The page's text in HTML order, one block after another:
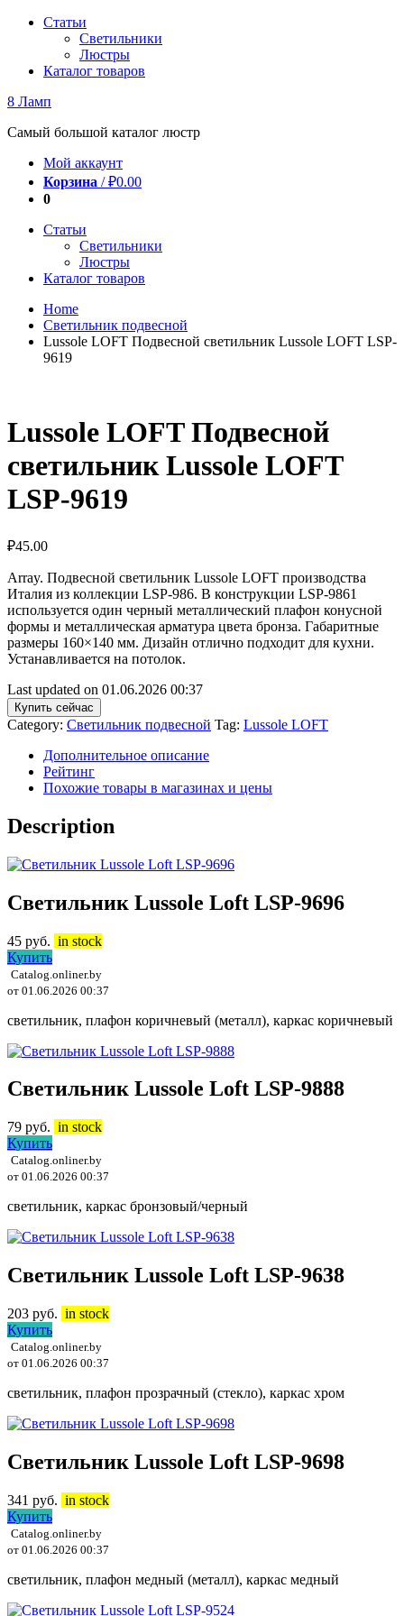
Перейти
содержимому
Статьи
Светильники
Люстры
Каталог товаров
8 Ламп
Самый большой каталог люстр
Мой аккаунт
Корзина /₽0.00
0
Статьи
Светильники
Люстры
Каталог товаров
Home
Светильник подвесной
Lussole LOFT Подвесной светильник Lussole LOFT LSP-
9619
Lussole LOFT Подвесной
светильник Lussole LOFT
LSP-9619
₽45.00
Array. Подвесной светильник Lussole LOFT производства
Италия из коллекции LSP-986. В конструкции LSP-9861
используется один черный металлический плафон конусной
формы и металлическая арматура цвета бронза. Габаритные
размеры 160×140 мм. Дизайн отлично подходит для кухни.
Устанавливается на потолок.
Last updated on 01.06.2026 00:37
Купить сейчас
Category: Светильник подвесной Tag: Lussole LOFT
Дополнительное описание
Рейтинг
Похожие товары в магазинах и цены
Description
Светильник Lussole Loft LSP-9696
45 руб. in stock
Купить
Catalog.onliner.by
от 01.06.2026 00:37
светильник, плафон коричневый (металл), каркас коричневый
Светильник Lussole Loft LSP-9888
79 руб. in stock
Купить
Catalog.onliner.by
от 01.06.2026 00:37
светильник, каркас бронзовый/черный
Светильник Lussole Loft LSP-9638
203 руб. in stock
Купить
Catalog.onliner.by
от 01.06.2026 00:37
светильник, плафон прозрачный (стекло), каркас хром
Светильник Lussole Loft LSP-9698
341 руб. in stock
Купить
Catalog.onliner.by
от 01.06.2026 00:37
светильник, плафон медный (металл), каркас медный